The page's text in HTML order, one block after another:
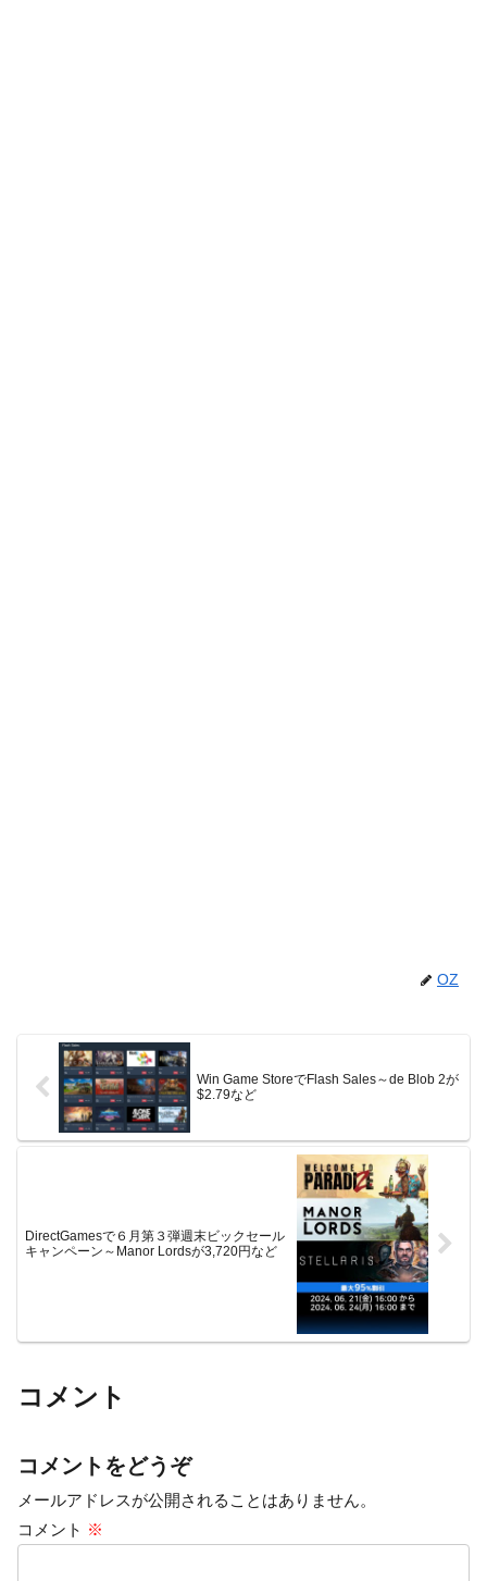
OZ
Win Game StoreでFlash Sales～de Blob 2が
$2.79など
DirectGamesで６月第３弾週末ビックセール
キャンペーン～Manor Lordsが3,720円など
コメント
コメントをどうぞ
メールアドレスが公開されることはありません。
コメント ※